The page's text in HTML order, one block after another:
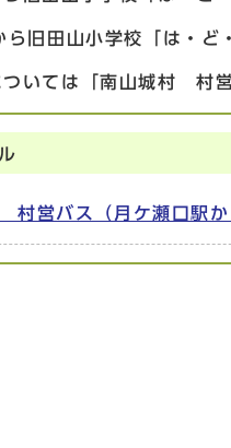
ら旧田山小学校「は・ど
ついては「南山城村 村
村営バス（月ケ瀬口駅